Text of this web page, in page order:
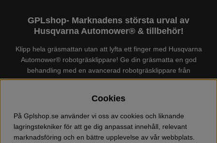
GPLshop- Marknadens största urval av
Husqvarna Automower® & tillbehör!
Klipp hela gräsmattan utan att lyfta ett finger med Husqvarna
Automower® robotgräsklippare! Ge din gräsmatta en god
behandling med en avancerad robotgräsklippare från
Husqvarna. Det finns enHusqvarna Automower®för just din
marknadens största urval av tillbehör och reservdelar till
Husqvarna Automower® och GARDENA. Vi säljer även
Husqvarna skog och trädgårdsprodukter så som:
motorsågskläder och skor, grästrimmer, röjsåg, häcksax,
Cookies
På Gplshop.se använder vi oss av cookies och liknande
lagringstekniker för att ge dig anpassat innehåll, relevant
marknadsföring och en bättre upplevelse av vår webbplats.